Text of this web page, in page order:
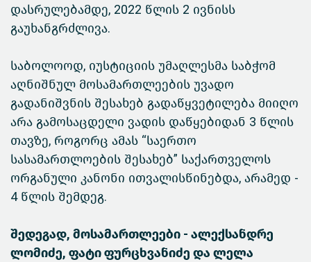
დასრულებამდე, 2022 წლის 2 ივნისს
გაუხანგრძლივა.
საბოლოოდ, იუსტიციის უმაღლესმა საბჭომ
აღნიშნულ მოსამართლეების უვადო
გადანიშვნის შესახებ გადაწყვეტილება მიიღო
არა გამოსაცდელი ვადის დაწყებიდან 3 წლის
თავზე, როგორც ამას “საერთო
სასამართლოების შესახებ” საქართველოს
ორგანული კანონი ითვალისწინებდა, არამედ -
4 წლის შემდეგ.
შედეგად, მოსამართლეები - ალექსანდრე
ლომიძე, ფატი ფურცხვანიძე და ლელა